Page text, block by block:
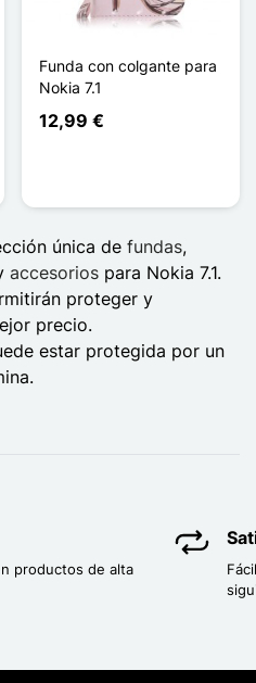
Funda con colgante para
Nokia 7.1
12,99 €
única de fundas,
accesorios para Nokia 7.1.
proteger y
precio.
estar protegida por un
productos de alta